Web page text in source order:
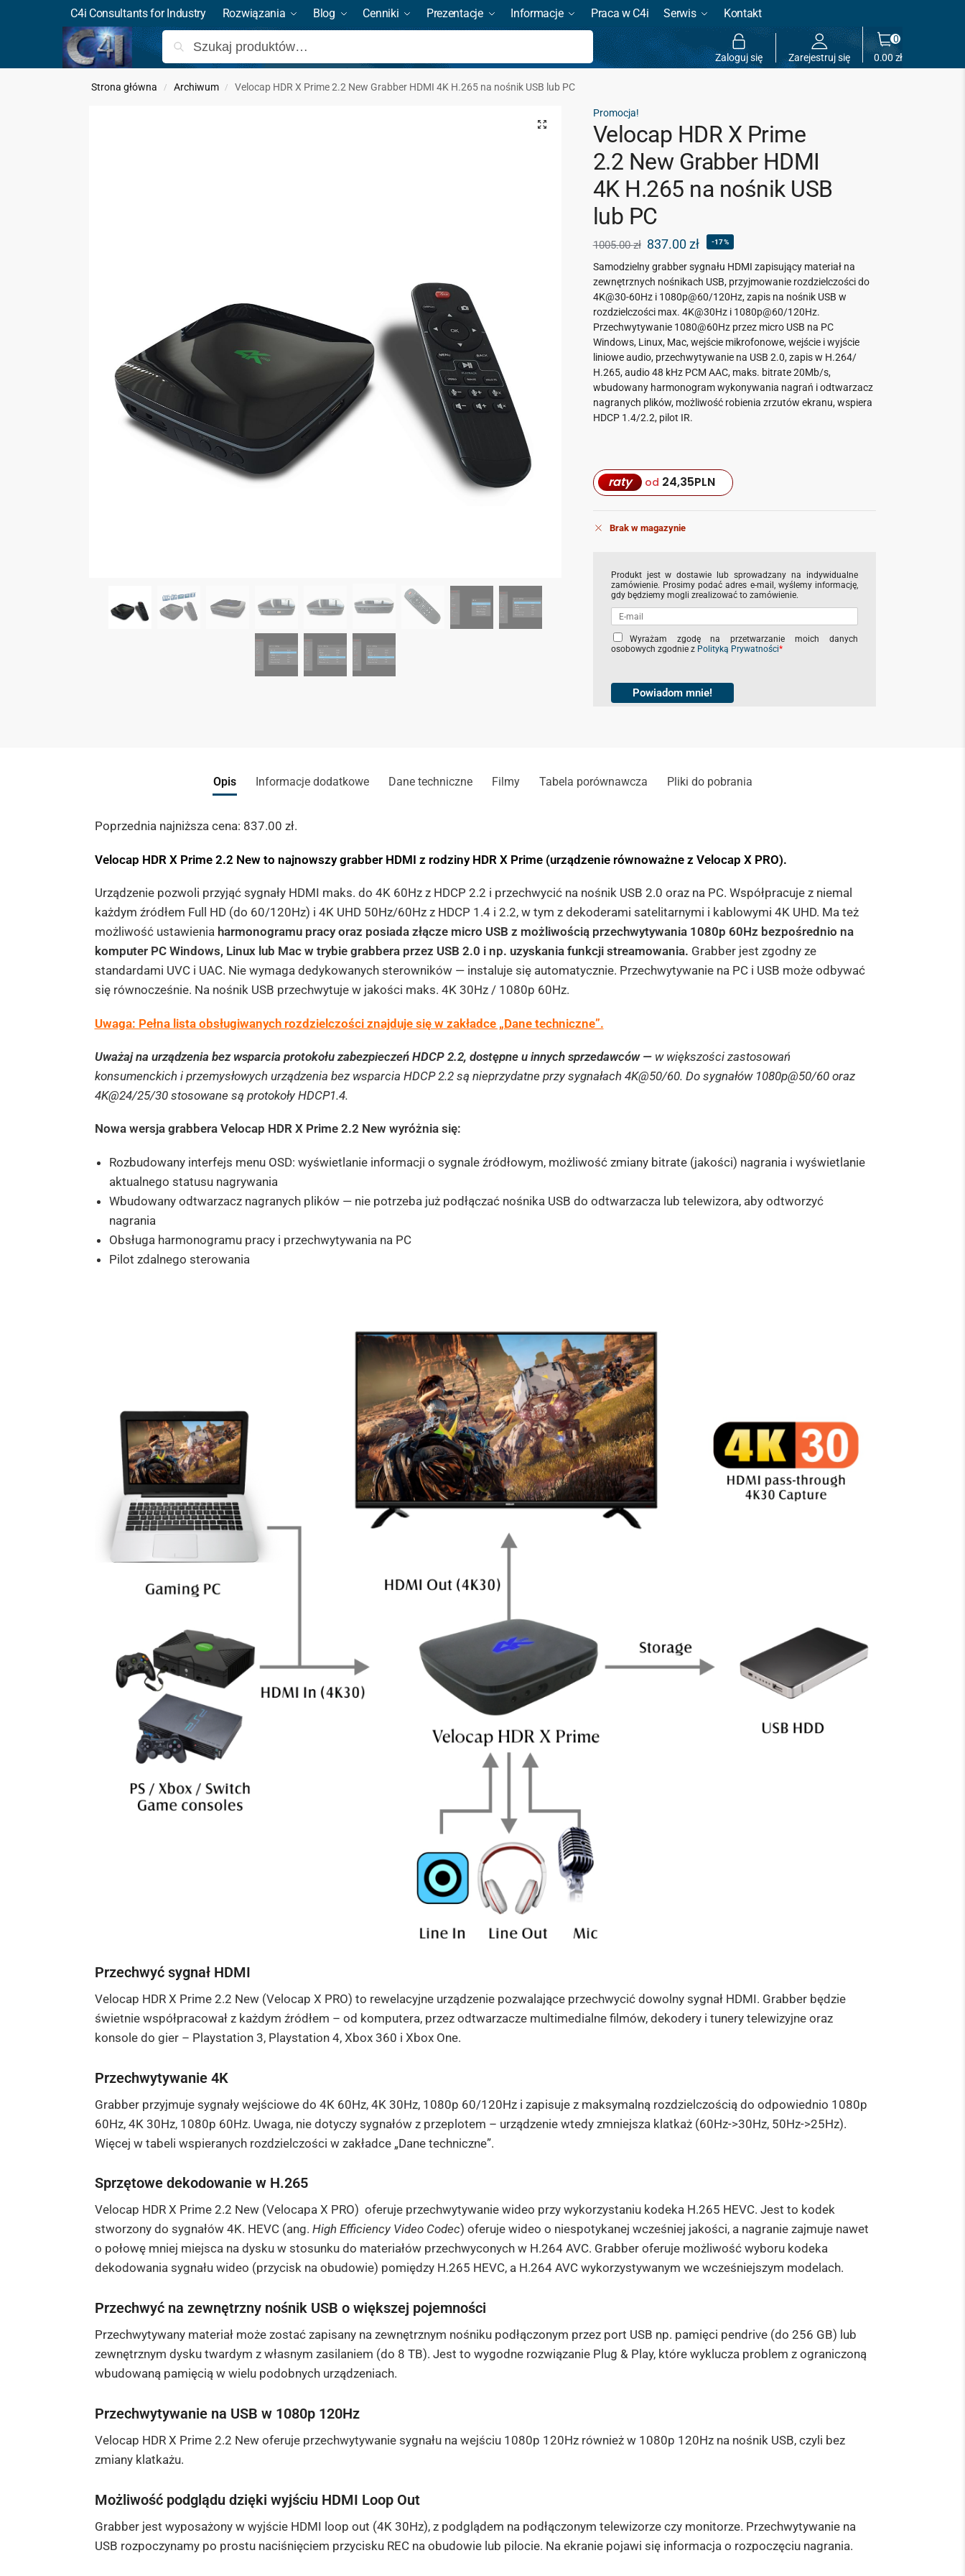
C4i Consultants for Industry Rozwiązania Blog Cenniki Prezentacje Informacje Praca w C4i Serwis Kontakt
Szukaj
Zaloguj się Zarejestruj się 0.00zł
0
Strona główna / Archiwum / Velocap HDR X Prime 2.2 New Grabber HDMI 4K H.265 na nośnik USB lub PC
Promocja!
Velocap HDR X Prime
2.2 New Grabber HDMI
4K H.265 na nośnik USB
lub PC
1005.00zł 837.00zł -17%
Samodzielny grabber sygnału HDMI zapisujący materiał na
zewnętrznych nośnikach USB, przyjmowanie rozdzielczości do
4K@30-60Hz i 1080p@60/120Hz, zapis na nośnik USB w
rozdzielczości max. 4K@30Hz i 1080p@60/120Hz.
Przechwytywanie 1080@60Hz przez micro USB na PC
Windows, Linux, Mac, wejście mikrofonowe, wejście i wyjście
liniowe audio, przechwytywanie na USB 2.0, zapis w H.264/
H.265, audio 48 kHz PCM AAC, maks. bitrate 20Mb/s,
wbudowany harmonogram wykonywania nagrań i odtwarzacz
nagranych plików, możliwość robienia zrzutów ekranu, wspiera
HDCP 1.4/2.2, pilot IR.
raty od 24,35PLN
Brak w magazynie
Produkt jest w dostawie lub sprowadzany na indywidualne
zamówienie. Prosimy podać adres e-mail, wyślemy informację,
gdy będziemy mogli zrealizować to zamówienie.
C
h
b
Wyrażam zgodę na przetwarzanie moich danych
osobowych zgodnie z Polityką Prywatności*
Powiadom mnie!
Opis Informacje dodatkowe Dane techniczne Filmy Tabela porównawcza Pliki do pobrania
Poprzednia najniższa cena: 837.00 zł.
Velocap HDR X Prime 2.2 New to najnowszy grabber HDMI z rodziny HDR X Prime (urządzenie równoważne z Velocap X PRO).
Urządzenie pozwoli przyjąć sygnały HDMI maks. do 4K 60Hz z HDCP 2.2 i przechwycić na nośnik USB 2.0 oraz na PC. Współpracuje z niemal
każdym źródłem Full HD (do 60/120Hz) i 4K UHD 50Hz/60Hz z HDCP 1.4 i 2.2, w tym z dekoderami satelitarnymi i kablowymi 4K UHD. Ma też
możliwość ustawieniaharmonogramu pracy oraz posiada złącze micro USB z możliwością przechwytywania 1080p 60Hz bezpośrednio na
komputer PC Windows, Linux lub Mac w trybie grabbera przez USB 2.0 i np. uzyskania funkcji streamowania. Grabber jest zgodny ze
standardami UVC i UAC. Nie wymaga dedykowanych sterowników — instaluje się automatycznie. Przechwytywanie na PC i USB może odbywać
się równocześnie. Na nośnik USB przechwytuje w jakości maks. 4K 30Hz / 1080p 60Hz.
Uwaga: Pełna lista obsługiwanych rozdzielczości znajduje się w zakładce „Dane techniczne”.
Uważaj na urządzenia bez wsparcia protokołu zabezpieczeń HDCP 2.2, dostępne u innych sprzedawców — w większości zastosowań
konsumenckich i przemysłowych urządzenia bez wsparcia HDCP 2.2 są nieprzydatne przy sygnałach 4K@50/60. Do sygnałów 1080p@50/60 oraz
4K@24/25/30 stosowane są protokoły HDCP1.4.
Nowa wersja grabbera Velocap HDR X Prime 2.2 New wyróżnia się:
Rozbudowany interfejs menu OSD: wyświetlanie informacji o sygnale źródłowym, możliwość zmiany bitrate (jakości) nagrania i wyświetlanie
aktualnego statusu nagrywania
Wbudowany odtwarzacz nagranych plików — nie potrzeba już podłączać nośnika USB do odtwarzacza lub telewizora, aby odtworzyć
nagrania
Obsługa harmonogramu pracy i przechwytywania na PC
Pilot zdalnego sterowania
Przechwyć sygnał HDMI
Velocap HDR X Prime 2.2 New (Velocap X PRO) to rewelacyjne urządzenie pozwalające przechwycić dowolny sygnał HDMI. Grabber będzie
świetnie współpracował z każdym źródłem – od komputera, przez odtwarzacze multimedialne filmów, dekodery i tunery telewizyjne oraz
konsole do gier – Playstation 3, Playstation 4, Xbox 360 i Xbox One.
Przechwytywanie 4K
Grabber przyjmuje sygnały wejściowe do 4K 60Hz, 4K 30Hz, 1080p 60/120Hz i zapisuje z maksymalną rozdzielczością do odpowiednio 1080p
60Hz, 4K 30Hz, 1080p 60Hz. Uwaga, nie dotyczy sygnałów z przeplotem – urządzenie wtedy zmniejsza klatkaż (60Hz->30Hz, 50Hz->25Hz).
Więcej w tabeli wspieranych rozdzielczości w zakładce „Dane techniczne”.
Sprzętowe dekodowanie w H.265
Velocap HDR X Prime 2.2 New (Velocapa X PRO) oferuje przechwytywanie wideo przy wykorzystaniu kodeka H.265 HEVC. Jest to kodek
stworzony do sygnałów 4K. HEVC (ang. High Efficiency Video Codec) oferuje wideo o niespotykanej wcześniej jakości, a nagranie zajmuje nawet
o połowę mniej miejsca na dysku w stosunku do materiałów przechwyconych w H.264 AVC. Grabber oferuje możliwość wyboru kodeka
dekodowania sygnału wideo (przycisk na obudowie) pomiędzy H.265 HEVC, a H.264 AVC wykorzystywanym we wcześniejszym modelach.
Przechwyć na zewnętrzny nośnik USB o większej pojemności
Przechwytywany materiał może zostać zapisany na zewnętrznym nośniku podłączonym przez port USB np. pamięci pendrive (do 256 GB) lub
zewnętrznym dysku twardym z własnym zasilaniem (do 8 TB). Jest to wygodne rozwiązanie Plug & Play, które wyklucza problem z ograniczoną
wbudowaną pamięcią w wielu podobnych urządzeniach.
Przechwytywanie na USB w 1080p 120Hz
Velocap HDR X Prime 2.2 New oferuje przechwytywanie sygnału na wejściu 1080p 120Hz również w 1080p 120Hz na nośnik USB, czyli bez
zmiany klatkażu.
Możliwość podglądu dzięki wyjściu HDMI Loop Out
Grabber jest wyposażony w wyjście HDMI loop out (4K 30Hz), z podglądem na podłączonym telewizorze czy monitorze. Przechwytywanie na
USB rozpoczynamy po prostu naciśnięciem przycisku REC na obudowie lub pilocie. Na ekranie pojawi się informacja o rozpoczęciu nagrania.